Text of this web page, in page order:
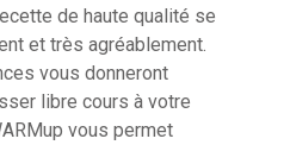
de haute qualité se
et très agréablement.
vous donneront
libre cours à votre
vous permet